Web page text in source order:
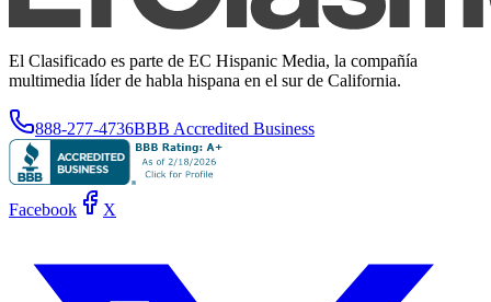
El Clasificado es parte de EC Hispanic Media, la compañía
multimedia líder de habla hispana en el sur de California.
888-277-4736BBB Accredited Business
Facebook X